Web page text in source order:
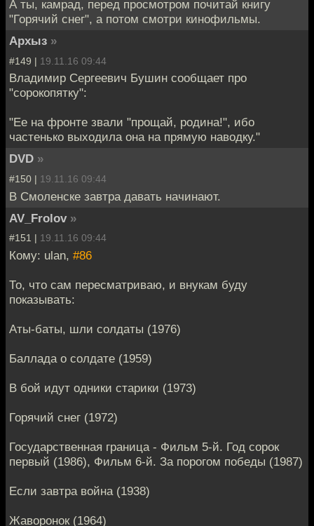
А ты, камрад, перед просмотром почитай книгу
"Горячий снег", а потом смотри кинофильмы.
Архыз »
#149 | 19.11.16 09:44
Владимир Сергеевич Бушин сообщает про
"сорокопятку":
"Ее на фронте звали "прощай, родина!", ибо
частенько выходила она на прямую наводку."
DVD »
#150 | 19.11.16 09:44
В Смоленске завтра давать начинают.
AV_Frolov »
#151 | 19.11.16 09:44
Кому: ulan, #86
То, что сам пересматриваю, и внукам буду
показывать:
Аты-баты, шли солдаты (1976)
Баллада о солдате (1959)
В бой идут одники старики (1973)
Горячий снег (1972)
Государственная граница - Фильм 5-й. Год сорок
первый (1986), Фильм 6-й. За порогом победы (1987)
Если завтра война (1938)
Жаворонок (1964)